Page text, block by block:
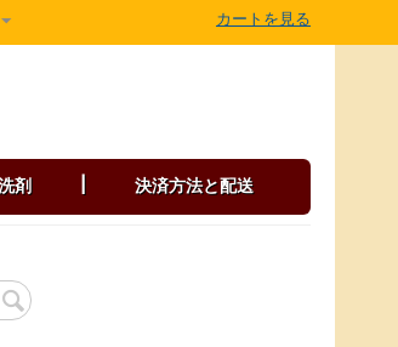
カートを見る
剤 決済方法と配送